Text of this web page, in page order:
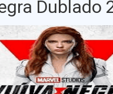
Dublado